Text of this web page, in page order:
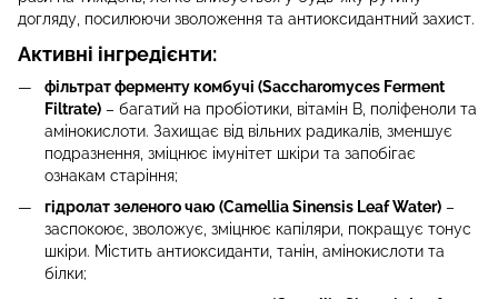
догляду, посилюючи зволоження та антиоксидантний захист.
Активні інгредієнти:
фільтрат ферменту комбучі (Saccharomyces Ferment
Filtrate) – багатий на пробіотики, вітамін B, поліфеноли та
амінокислоти. Захищає від вільних радикалів, зменшує
подразнення, зміцнює імунітет шкіри та запобігає
ознакам старіння;
гідролат зеленого чаю (Camellia Sinensis Leaf Water) –
заспокоює, зволожує, зміцнює капіляри, покращує тонус
шкіри. Містить антиоксиданти, танін, амінокислоти та
білки;